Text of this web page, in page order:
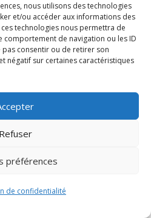
nous utilisons des technologies
et/ou accéder aux informations des
technologies nous permettra de
comportement de navigation ou les ID
pas consentir ou de retirer son
négatif sur certaines caractéristiques
Refuser
préférences
de confidentialité
Photo IUT Vannes @2024